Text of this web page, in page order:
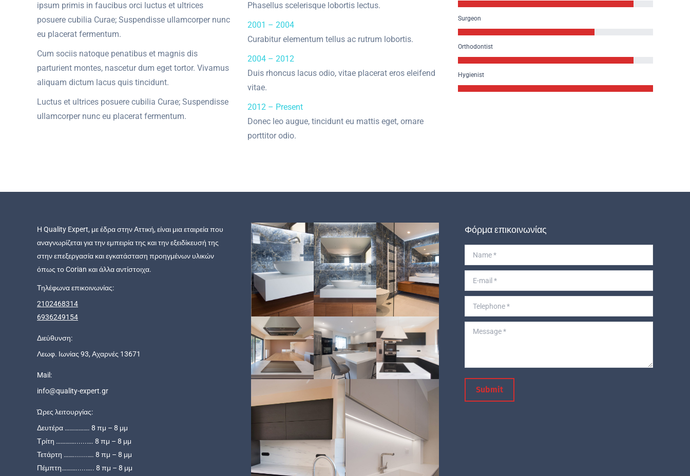
ipsum primis in faucibus orci luctus et ultrices
posuere cubilia Curae; Suspendisse ullamcorper nunc
eu placerat fermentum.
Cum sociis natoque penatibus et magnis dis
parturient montes, nascetur dum eget tortor. Vivamus
aliquam dictum lacus quis tincidunt.
Luctus et ultrices posuere cubilia Curae; Suspendisse
ullamcorper nunc eu placerat fermentum.
Phasellus scelerisque lobortis lectus.
2001 – 2004
Curabitur elementum tellus ac rutrum lobortis.
2004 – 2012
Duis rhoncus lacus odio, vitae placerat eros eleifend
vitae.
2012 – Present
Donec leo augue, tincidunt eu mattis eget, ornare
porttitor odio.
Surgeon
Orthodontist
Hygienist
Η Quality Expert, με έδρα στην Αττική, είναι μια εταιρεία που
αναγνωρίζεται για την εμπειρία της και την εξειδίκευσή της
στην επεξεργασία και εγκατάσταση προηγμένων υλικών
όπως το Corian και άλλα αντίστοιχα.
Τηλέφωνα επικοινωνίας:
2102468314
6936249154
Διεύθυνση:
Λεωφ. Ιωνίας 93, Αχαρνές 13671
Mail:
info@quality-expert.gr
Ώρες λειτουργίας:
Δευτέρα ……………. 8 πμ – 8 μμ
Τρίτη …………......…. 8 πμ – 8 μμ
Τετάρτη …….......…. 8 πμ – 8 μμ
Πέμπτη……….....….. 8 πμ – 8 μμ
Φόρμα επικοινωνίας
Name *
E-mail *
Telephone *
Message *
Submit